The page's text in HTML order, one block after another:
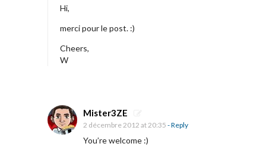
Hi,
merci pour le post. :)
Cheers,
W
Mister3ZE
2 décembre 2012 at 20:35 - Reply
You’re welcome :)